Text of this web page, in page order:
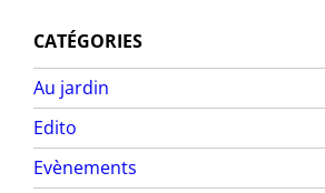
CATÉGORIES
Au jardin
Edito
Evènements